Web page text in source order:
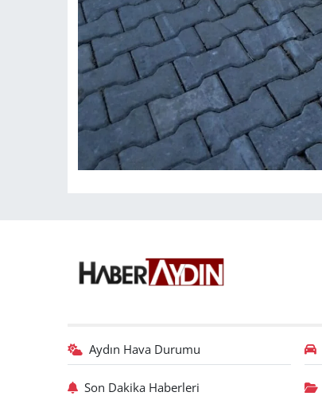
Aydın Hava Durumu
Son Dakika Haberleri